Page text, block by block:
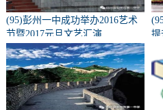
(95)彭州一中成功举办2016艺术
节暨2017元旦文艺汇演